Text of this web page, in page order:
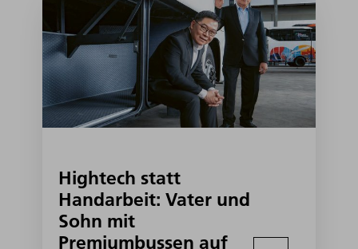
Hightech statt
Handarbeit: Vater und
Sohn mit
Premiumbussen auf